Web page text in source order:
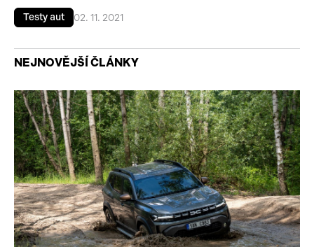
Testy aut 02. 11. 2021
NEJNOVĚJŠÍ ČLÁNKY